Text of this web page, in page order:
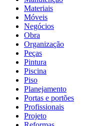
Materiais
Móveis
Negócios
Obra
Organização
Peças
Pintura
Piscina
Piso
Planejamento
Portas e portões
Profissionais
Projeto